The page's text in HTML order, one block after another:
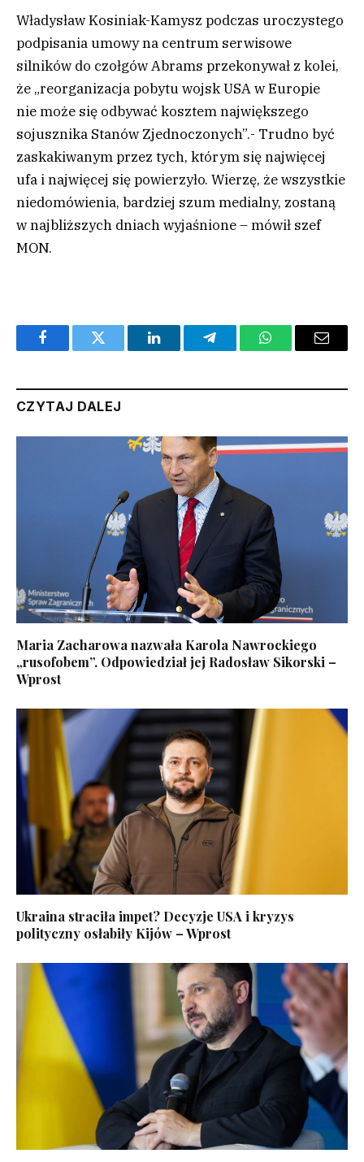
Władysław Kosiniak-Kamysz podczas uroczystego
podpisania umowy na centrum serwisowe
silników do czołgów Abrams przekonywał z kolei,
że „reorganizacja pobytu wojsk USA w Europie
nie może się odbywać kosztem największego
sojusznika Stanów Zjednoczonych”.- Trudno być
zaskakiwanym przez tych, którym się najwięcej
ufa i najwięcej się powierzyło. Wierzę, że wszystkie
niedomówienia, bardziej szum medialny, zostaną
w najbliższych dniach wyjaśnione – mówił szef
MON.
FacebookTwitter LinkedInTelegramWhatsAppEmail
CZYTAJ DALEJ
Maria Zacharowa nazwała Karola Nawrockiego
„rusofobem”. Odpowiedział jej Radosław Sikorski –
Wprost
Ukraina straciła impet? Decyzje USA i kryzys
polityczny osłabiły Kijów – Wprost